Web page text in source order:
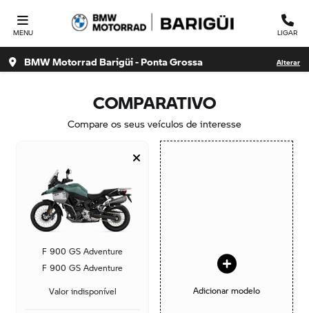
MENU LIGAR
BMW Motorrad Barigüi - Ponta Grossa Alterar
COMPARATIVO
Compare os seus veículos de interesse
F 900 GS Adventure
F 900 GS Adventure
Valor indisponível
Adicionar modelo